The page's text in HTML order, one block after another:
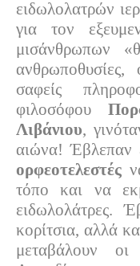
ειδωλολατρών
για τον
μισάνθρωπων
σαφείς
φιλοσόφου
Λιβάνιου,
αιώνα! Έβλεπαν
ορφεοτελεστές
τόπο και να
ειδωλολάτρες.
κορίτσια, αλλά
μεταβάλουν